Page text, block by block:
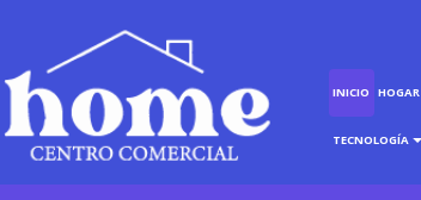
INICIO HOGAR
TECNOLOGÍA